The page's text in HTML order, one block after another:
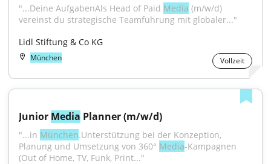
"...Deine AufgabenAls Head of Paid Media (m/w/d)
vereinst du strategische Teamführung mit globaler..."
Lidl Stiftung & Co KG
München Vollzeit
Junior Media Planner (m/w/d)
"...in München.Unterstützung bei der Konzeption,
Planung und Umsetzung von 360° Media-Kampagnen
(Out of Home, TV, Funk, Print..."